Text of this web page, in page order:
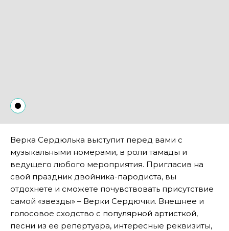
Верка Сердюлька выступит перед вами с
музыкальными номерами, в роли тамады и
ведущего любого мероприятия. Пригласив на
свой праздник двойника-пародиста, вы
отдохнете и сможете почувствовать присутствие
самой «звезды» – Верки Сердючки. Внешнее и
голосовое сходство с популярной артисткой,
песни из ее репертуара, интересные реквизиты,